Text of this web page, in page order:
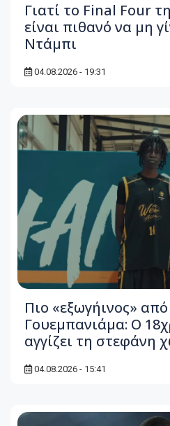
Γιατί το Final Four
είναι πιθανό να μη
Ντάμπι
04.08.2026 - 19:31
Πιο «εξωγήινος»
Γουεμπανιάμα: Ο
αγγίζει τη στεφάνη
04.08.2026 - 15:41